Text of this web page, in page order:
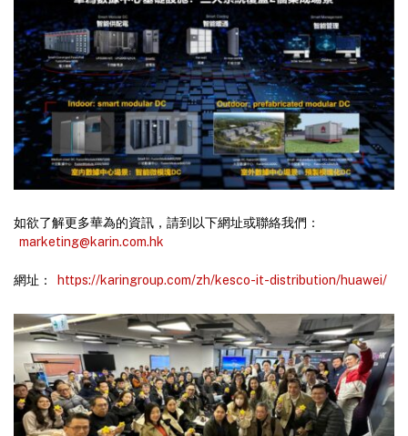
如欲了解更多華為的資訊，請到以下網址或聯絡我們：
marketing@karin.com.hk
網址： https://karingroup.com/zh/kesco-it-distribution/huawei/